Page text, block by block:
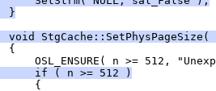
}
void StgCache::SetPhysPageSize(
if ( n >= 512 )